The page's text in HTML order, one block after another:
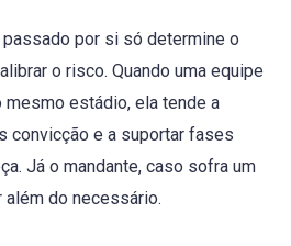
por si só determine o
o risco. Quando uma equipe
estádio, ela tende a
convicção e a suportar fases
Já o mandante, caso sofra um
do necessário.